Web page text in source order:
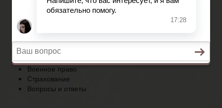
Вопросы и ответы
Главная
Возврат товаров
Банкротство
Военное право
Страхование
Вопросы и ответы